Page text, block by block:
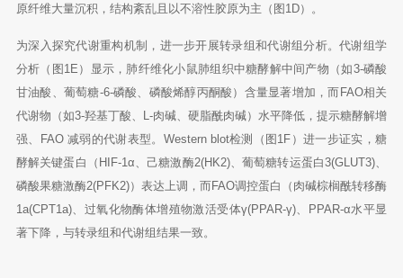
原纤维大量沉积，结构紊乱且以不溶性胶原为主（图1D）。
为深入探究代谢重构机制，进一步开展转录组和代谢组分析。代谢组学
分析（图1E）显示，肺纤维化小鼠肺组织中糖酵解中间产物（如3-磷酸
甘油酸、葡萄糖-6-磷酸、磷酸烯醇丙酮酸）含量显著增加，而FAO相关
代谢物（如3-羟基丁酸、L-肉碱、硬脂酰肉碱）水平降低，提示糖酵解增
强、FAO 减弱的代谢表型。Western blot检测（图1F）进一步证实，糖
酵解关键蛋白（HIF-1α、己糖激酶2(HK2)、葡萄糖转运蛋白3(GLUT3)、
磷酸果糖激酶2(PFK2)）表达上调，而FAO调控蛋白（肉碱棕榈酰转移酶
1a(CPT1a)、过氧化物酶体增殖物激活受体γ(PPAR-γ)、PPAR-α水平显
著下降，与转录组和代谢组结果一致。